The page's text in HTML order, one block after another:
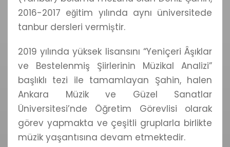
2016-2017 eğitim yılında aynı üniversitede
tanbur dersleri vermiştir.
2019 yılında yüksek lisansını “Yeniçeri Âşıklar
ve Bestelenmiş Şiirlerinin Müzikal Analizi”
başlıklı tezi ile tamamlayan Şahin, halen
Ankara Müzik ve Güzel Sanatlar
Üniversitesi’nde Öğretim Görevlisi olarak
görev yapmakta ve çeşitli gruplarla birlikte
müzik yaşantısına devam etmektedir.